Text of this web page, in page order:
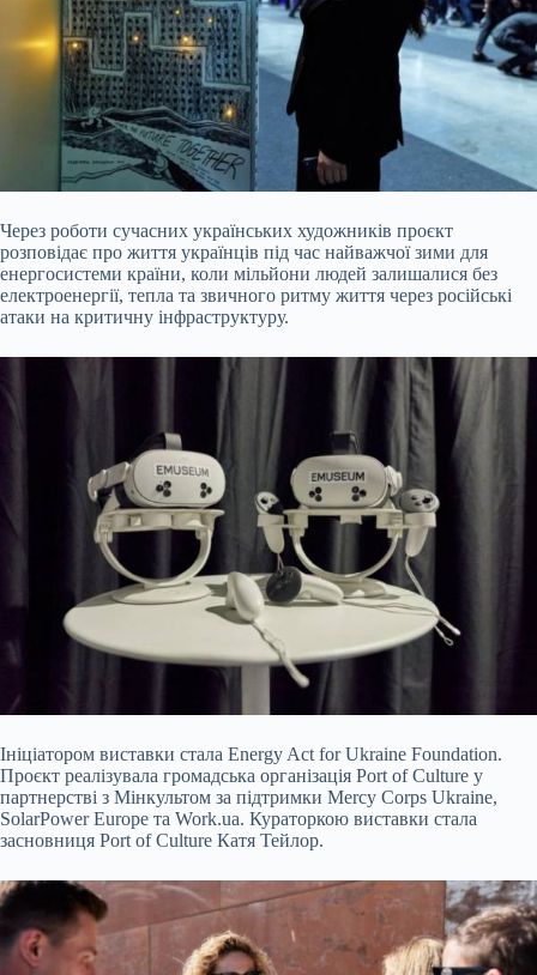
Через роботи сучасних українських художників проєкт
розповідає про життя українців під час найважчої зими для
енергосистеми країни, коли мільйони людей залишалися без
електроенергії, тепла та звичного ритму життя через російські
атаки на критичну інфраструктуру.
Ініціатором виставки стала Energy Act for Ukraine Foundation.
Проєкт реалізувала громадська організація Port of Culture у
партнерстві з Мінкультом за підтримки Mercy Corps Ukraine,
SolarPower Europe та Work.ua. Кураторкою виставки стала
засновниця Port of Culture Катя Тейлор.